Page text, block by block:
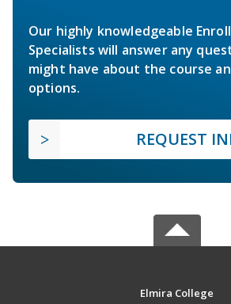
Our highly knowledgeable
Specialists will answer any
might have about the course
options.
REQUEST
Elmira College